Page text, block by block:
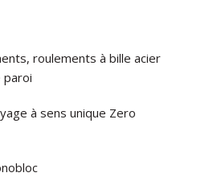
roulements à bille acier
paroi
à sens unique Zero